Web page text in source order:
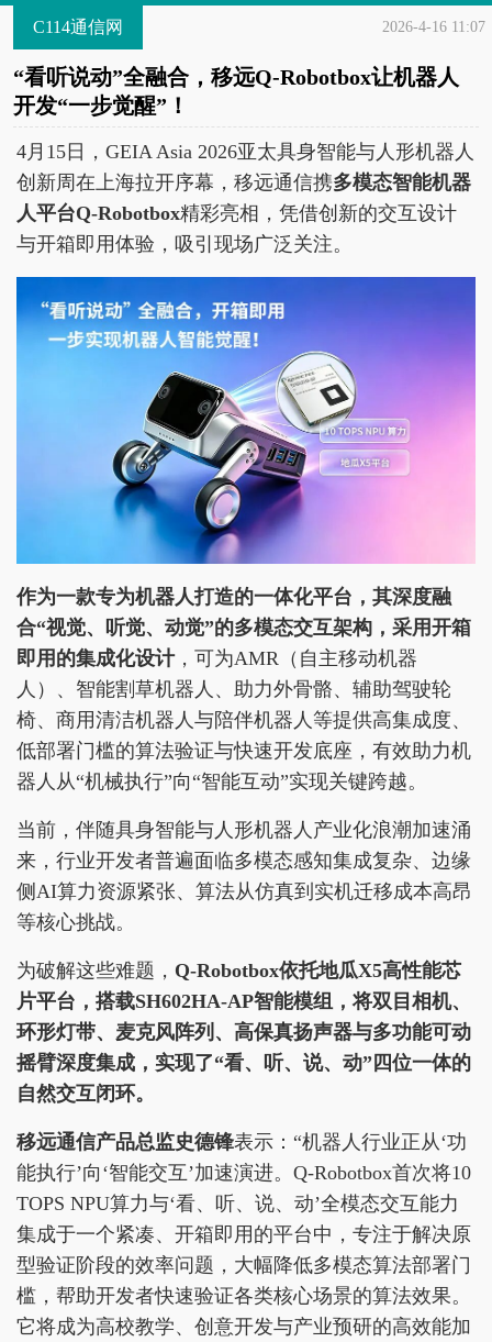
C114通信网 2026-4-16 11:07
“看听说动”全融合，移远Q-Robotbox让机器人
开发“一步觉醒”！
4月15日，GEIA Asia 2026亚太具身智能与人形机器人
创新周在上海拉开序幕，移远通信携多模态智能机器
人平台Q-Robotbox精彩亮相，凭借创新的交互设计
与开箱即用体验，吸引现场广泛关注。
作为一款专为机器人打造的一体化平台，其深度融
合“视觉、听觉、动觉”的多模态交互架构，采用开箱
即用的集成化设计，可为AMR（自主移动机器
人）、智能割草机器人、助力外骨骼、辅助驾驶轮
椅、商用清洁机器人与陪伴机器人等提供高集成度、
低部署门槛的算法验证与快速开发底座，有效助力机
器人从“机械执行”向“智能互动”实现关键跨越。
当前，伴随具身智能与人形机器人产业化浪潮加速涌
来，行业开发者普遍面临多模态感知集成复杂、边缘
侧AI算力资源紧张、算法从仿真到实机迁移成本高昂
等核心挑战。
为破解这些难题， Q-Robotbox依托地瓜X5高性能芯
片平台，搭载SH602HA-AP智能模组，将双目相机、
环形灯带、麦克风阵列、高保真扬声器与多功能可动
摇臂深度集成，实现了“看、听、说、动”四位一体的
自然交互闭环。
移远通信产品总监史德锋表示：“机器人行业正从‘功
能执行’向‘智能交互’加速演进。Q-Robotbox首次将10
TOPS NPU算力与‘看、听、说、动’全模态交互能力
集成于一个紧凑、开箱即用的平台中，专注于解决原
型验证阶段的效率问题，大幅降低多模态算法部署门
槛，帮助开发者快速验证各类核心场景的算法效果。
它将成为高校教学、创意开发与产业预研的高效能加